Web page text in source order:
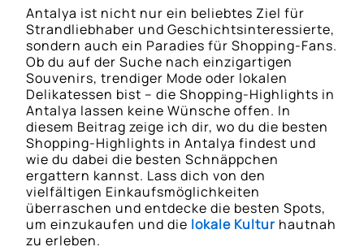
Antalya ist nicht nur ein beliebtes Ziel für
Strandliebhaber und Geschichtsinteressierte,
sondern auch ein Paradies für Shopping-Fans.
Ob du auf der Suche nach einzigartigen
Souvenirs, trendiger Mode oder lokalen
Delikatessen bist – die Shopping-Highlights in
Antalya lassen keine Wünsche offen. In
diesem Beitrag zeige ich dir, wo du die besten
Shopping-Highlights in Antalya findest und
wie du dabei die besten Schnäppchen
ergattern kannst. Lass dich von den
vielfältigen Einkaufsmöglichkeiten
überraschen und entdecke die besten Spots,
um einzukaufen und die lokale Kultur hautnah
zu erleben.